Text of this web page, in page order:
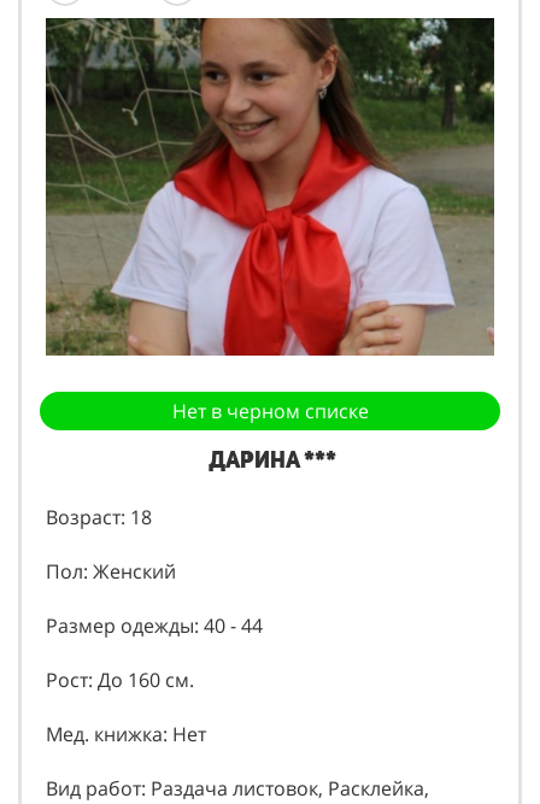
Нет в черном списке
Дарина ***
Возраст: 18
Пол: Женский
Размер одежды: 40 - 44
Рост: До 160 см.
Мед. книжка: Нет
Вид работ: Раздача листовок, Расклейка,